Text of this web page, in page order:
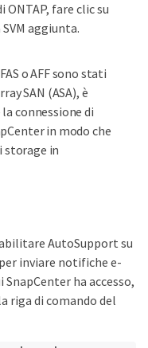
fare clic su
aggiunta.
o AFF sono stati
SAN (ASA), è
connessione di
in modo che
in
AutoSupport su
inviare notifiche e-
ha accesso,
riga di comando del